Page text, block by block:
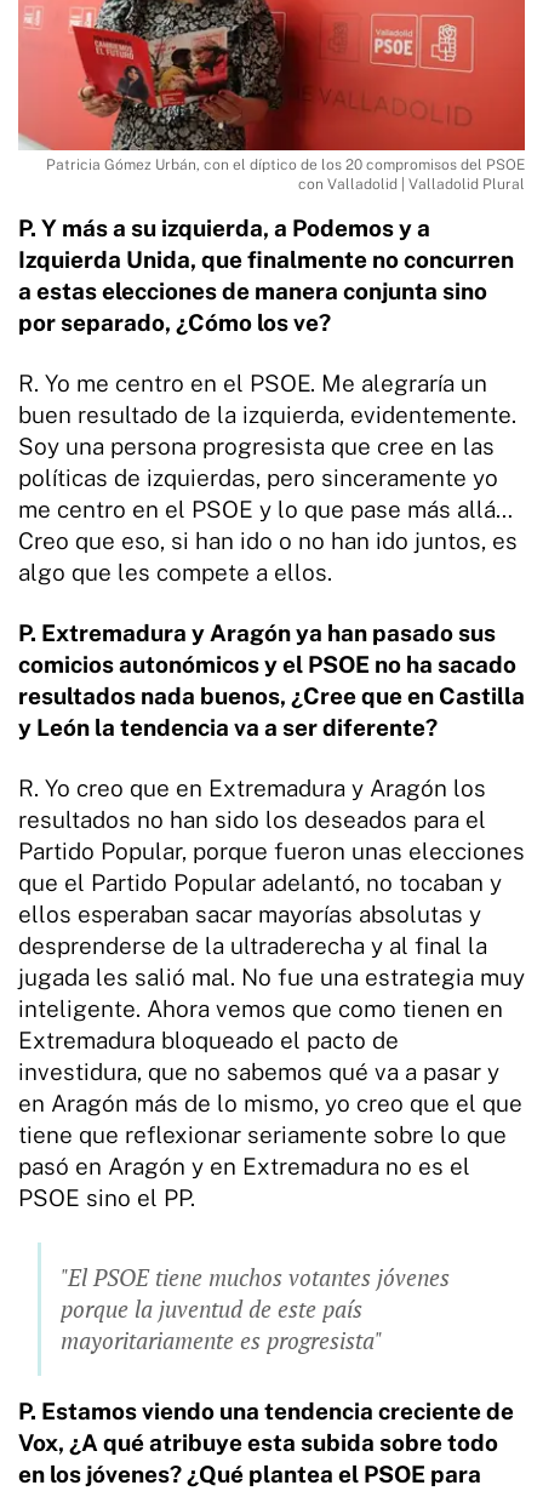
Patricia Gómez Urbán, con el díptico de los 20 compromisos del PSOE
con Valladolid | Valladolid Plural
P. Y más a su izquierda, a Podemos y a
Izquierda Unida, que finalmente no concurren
a estas elecciones de manera conjunta sino
por separado, ¿Cómo los ve?
R. Yo me centro en el PSOE. Me alegraría un
buen resultado de la izquierda, evidentemente.
Soy una persona progresista que cree en las
políticas de izquierdas, pero sinceramente yo
me centro en el PSOE y lo que pase más allá…
Creo que eso, si han ido o no han ido juntos, es
algo que les compete a ellos.
P. Extremadura y Aragón ya han pasado sus
comicios autonómicos y el PSOE no ha sacado
resultados nada buenos, ¿Cree que en Castilla
y León la tendencia va a ser diferente?
R. Yo creo que en Extremadura y Aragón los
resultados no han sido los deseados para el
Partido Popular, porque fueron unas elecciones
que el Partido Popular adelantó, no tocaban y
ellos esperaban sacar mayorías absolutas y
desprenderse de la ultraderecha y al final la
jugada les salió mal. No fue una estrategia muy
inteligente. Ahora vemos que como tienen en
Extremadura bloqueado el pacto de
investidura, que no sabemos qué va a pasar y
en Aragón más de lo mismo, yo creo que el que
tiene que reflexionar seriamente sobre lo que
pasó en Aragón y en Extremadura no es el
PSOE sino el PP.
"El PSOE tiene muchos votantes jóvenes
porque la juventud de este país
mayoritariamente es progresista"
P. Estamos viendo una tendencia creciente de
Vox, ¿A qué atribuye esta subida sobre todo
en los jóvenes? ¿Qué plantea el PSOE para